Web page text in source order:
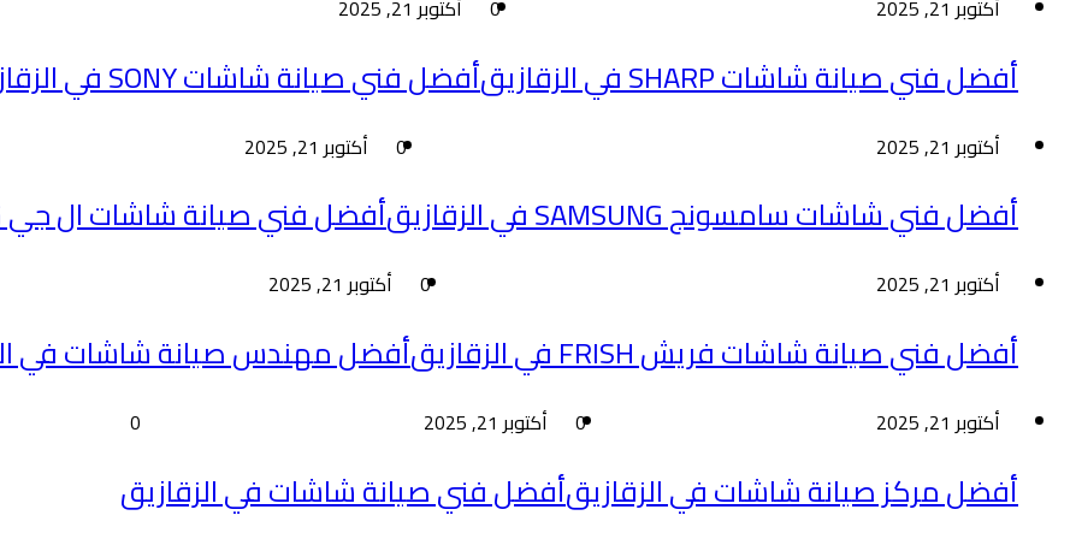
أكتوبر 21, 2025
0
أفضل فني صيانة شاشات SHARP في الزقازيق
أكتوبر 21, 2025
أفضل فني صيانة شاشات SONY في الزقازيق
أكتوبر 21, 2025 0
أفضل فني شاشات سامسونج SAMSUNG في الزقازيق
أكتوبر 21, 2025
أفضل فني صيانة شاشات ال جي LG في الزقازيق
أكتوبر 21, 2025 0
أفضل فني صيانة شاشات فريش FRISH في الزقازيق
أكتوبر 21, 2025
أفضل مهندس صيانة شاشات في
أكتوبر 21, 2025 0
أفضل مركز صيانة شاشات في الزقازيق
أكتوبر 21, 2025 0
أفضل فني صيانة شاشات في الزقازيق